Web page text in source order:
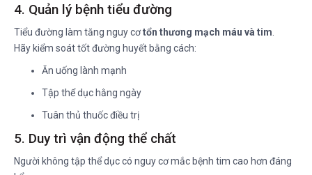
4. Quản lý bệnh tiểu đường
Tiểu đường làm tăng nguy cơtổn thương mạch máu và tim
Hãy kiểm soát tốt đường huyết bằng cách:
Ăn uống lành mạnh
Tập thể dục hằng ngày
Tuân thủ thuốc điều trị
5. Duy trì vận động thể chất
Người không tập thể dục có nguy cơ mắc bệnh tim cao hơn đáng